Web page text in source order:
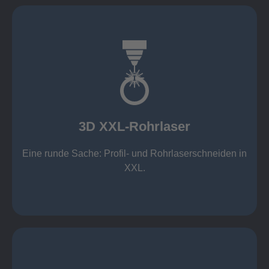
3D XXL-Rohrlaser
Eine runde Sache: Profil- und Rohrlaserschneiden in
XXL.
3D XXL-Rohrlaser
Rechteckprofile bis 300 x 300 mm
Wandstärken:
Nichtrostende Stähle 15 mm (oxidfrei)
Aluminium 10 mm (oxidfrei)